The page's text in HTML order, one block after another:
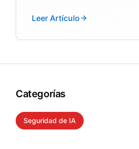
Leer Artículo
Categorías
Seguridad de IA